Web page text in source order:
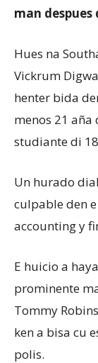
man
Hues na
Vickrum
henter bida
menos 21 aña
studiante di
Un hurado
culpable den
accounting y
E huicio a
prominente
Tommy
ken a bisa cu
polis.